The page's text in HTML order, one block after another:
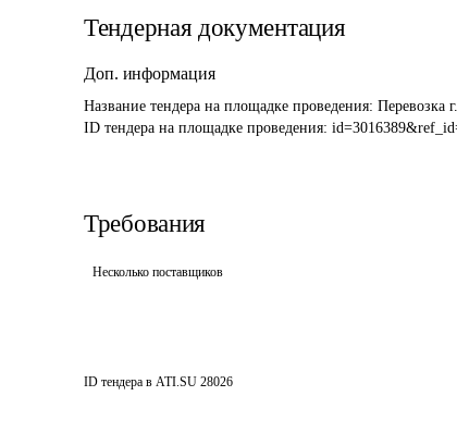
Тендерная документация
Доп. информация
Название тендера на площадке проведения: Перевозка
ID тендера на площадке проведения:
Требования
Несколько поставщиков
ID тендера в ATI.SU 28026